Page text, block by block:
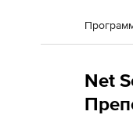
Net